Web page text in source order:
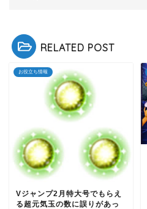
RELATED POST
お役立ち情報
Vジャンプ2月特大号でもらえ
る超元気玉の数に誤りがあっ